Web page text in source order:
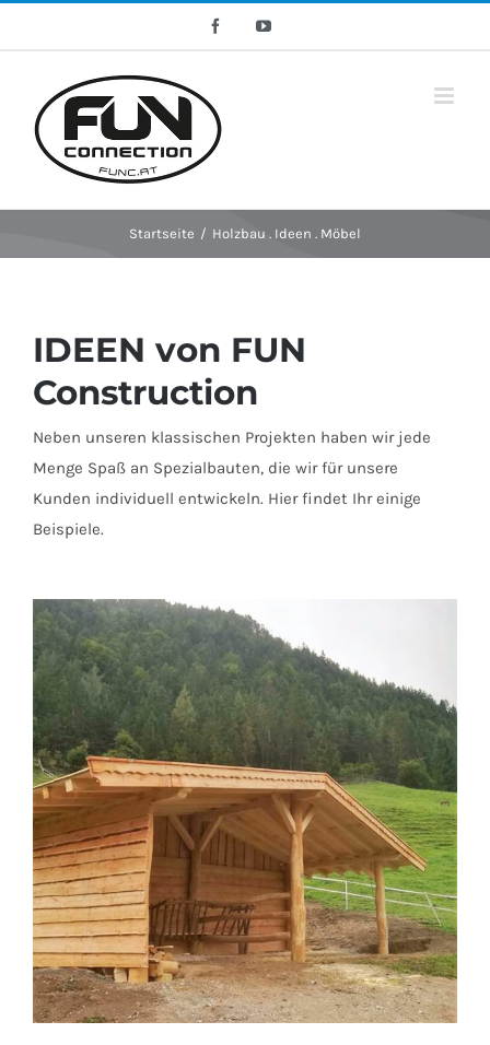
FacebookYouTube
Startseite / Holzbau . Ideen . Möbel
IDEEN von FUN
Construction
Neben unseren klassischen Projekten haben wir jede
Menge Spaß an Spezialbauten, die wir für unsere
Kunden individuell entwickeln. Hier findet Ihr einige
Beispiele.